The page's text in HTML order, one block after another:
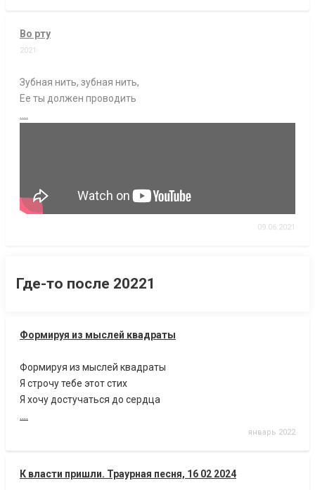
Во рту
2021
Зубная нить, зубная нить,
Ее ты должен проводить
09.06.2021
Где-то после 20221
Формируя из мыслей квадраты
Формируя из мыслей квадраты
Я строчу тебе этот стих
Я хочу достучаться до сердца
январь 2022
К власти пришли. Траурная песня, 16 02 2024